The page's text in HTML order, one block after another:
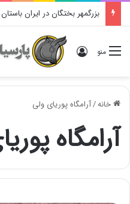
بزرگمهر بختگان در ایران باستان
منو ورود
خانه/آرامگاه پوریای ولی
آرامگاه